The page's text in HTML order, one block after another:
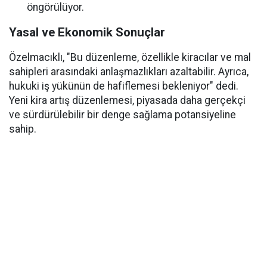
öngörülüyor.
Yasal ve Ekonomik Sonuçlar
Özelmacıklı, "Bu düzenleme, özellikle kiracılar ve mal
sahipleri arasındaki anlaşmazlıkları azaltabilir. Ayrıca,
hukuki iş yükünün de hafiflemesi bekleniyor" dedi.
Yeni kira artış düzenlemesi, piyasada daha gerçekçi
ve sürdürülebilir bir denge sağlama potansiyeline
sahip.